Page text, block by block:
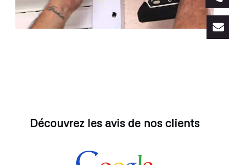
Découvrez les avis de nos clients